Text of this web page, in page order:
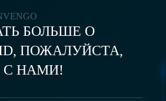
БОЛЬШЕ О
ПОЖАЛУЙСТА,
С НАМИ!